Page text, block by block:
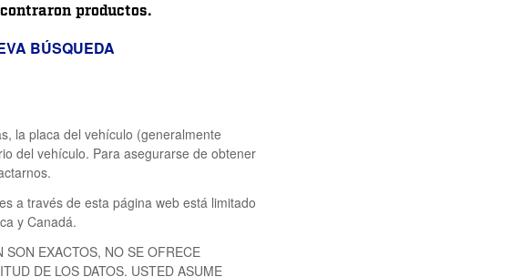
productos.
BÚSQUEDA
la placa del vehículo (generalmente
del vehículo. Para asegurarse de obtener
a través de esta página web está limitado
y Canadá.
SON EXACTOS, NO SE OFRECE
DE LOS DATOS. USTED ASUME